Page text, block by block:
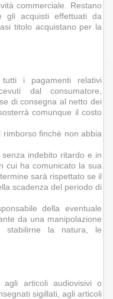
commerciale. Restano
gli acquisti effettuati da
titolo acquistano per la
i pagamenti relativi
dal consumatore,
di consegna al netto dei
comunque il costo
finchè non abbia
indebito ritardo e in
cui ha comunicato la sua
sarà rispettato se il
scadenza del periodo di
della eventuale
da una manipolazione
stabilirne la natura, le
articoli audiovisivi o
sigillati, agli articoli